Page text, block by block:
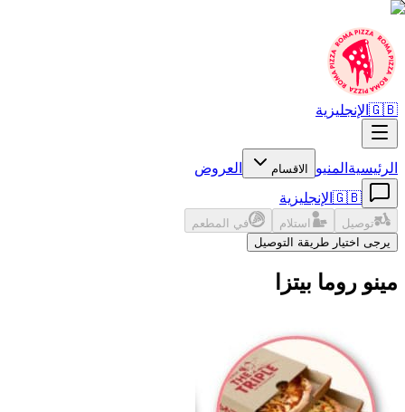
🇬🇧 الإنجليزية
الرئيسية المنيو الاقسام
العروض
🇬🇧 الإنجليزية
توصيل استلام
في المطعم
يرجى اختيار طريقة التوصيل
مينو روما بيتزا